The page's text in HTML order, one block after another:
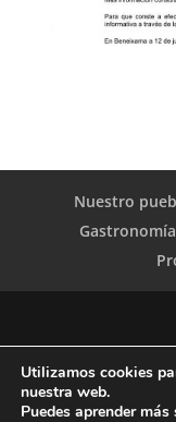
Nuestro
Gastronomía
Utilizamos cookies
nuestra web.
Puedes aprender